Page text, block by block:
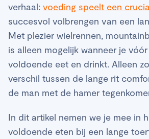
verhaal: voeding speelt een
succesvol volbrengen van een
Met plezier wielrennen,
is alleen mogelijk wanneer je
voldoende eet en drinkt. Alleen
verschil tussen de lange rit
de man met de hamer
In dit artikel nemen we je mee in
voldoende eten bij een lange